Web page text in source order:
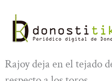
contenido
Rajoy deja en el tejado